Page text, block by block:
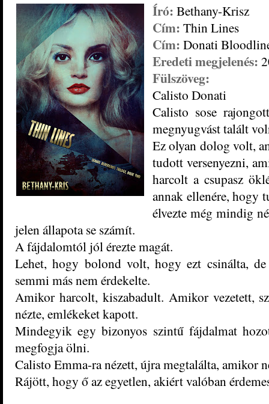
Író: Bethany-Krisz
Cím: Thin Lines
Cím: Donati
Eredeti megjelenés:
Fülszöveg:
Calisto Donati
Calisto sose
megnyugvást talált
Ez olyan dolog volt,
tudott versenyezni,
harcolt a csupasz
annak ellenére, hogy
élvezte még mindig
jelen állapota se számít.
A fájdalomtól jól érezte magát.
Lehet, hogy bolond volt, hogy ezt csinálta,
semmi más nem érdekelte.
Amikor harcolt, kiszabadult. Amikor vezetett,
nézte, emlékeket kapott.
Mindegyik egy bizonyos szintű fájdalmat
megfogja ölni.
Calisto Emma-ra nézett, újra megtalálta, amikor
Rájött, hogy ő az egyetlen, akiért valóban